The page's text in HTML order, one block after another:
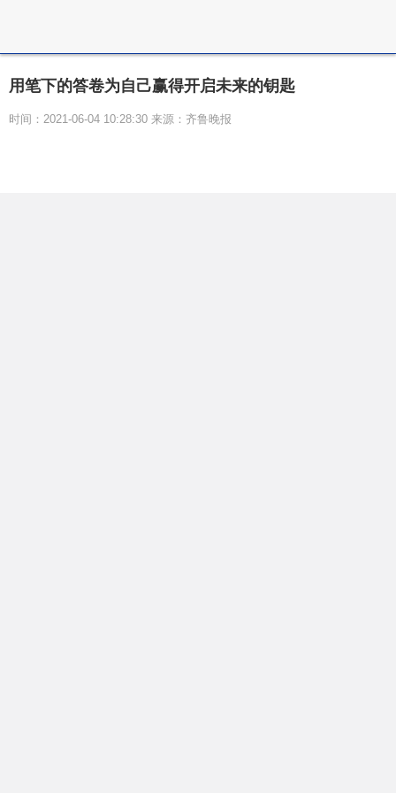
用笔下的答卷为自己赢得开启未来的钥匙
时间：2021-06-04 10:28:30 来源：齐鲁晚报